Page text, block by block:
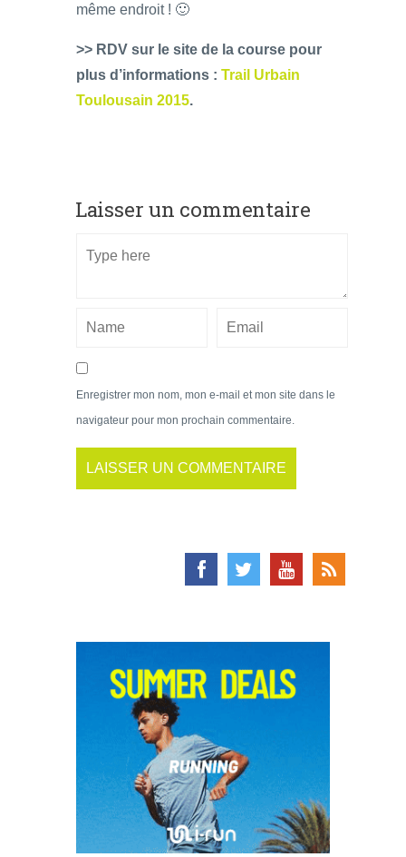
même endroit ! 🙂
>> RDV sur le site de la course pour
plus d’informations : Trail Urbain
Toulousain 2015.
Laisser un commentaire
Enregistrer mon nom, mon e-mail et mon site dans le
navigateur pour mon prochain commentaire.